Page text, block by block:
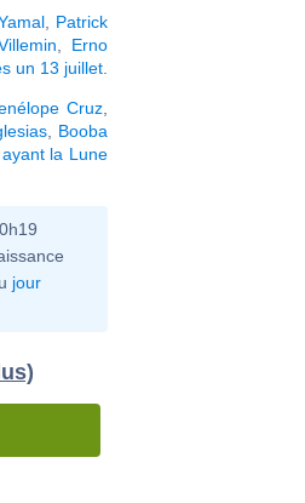
Patrick
Erno
un 13 juillet
Cruz
Booba
la Lune
jour